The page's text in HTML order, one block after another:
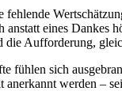
eines
Aufforderung,
sich
werden –